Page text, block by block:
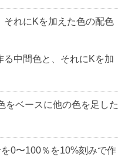
それにKを加えた色の配色
る中間色と、それにKを加
をベースに他の色を足した
0〜100％を10%刻みで作